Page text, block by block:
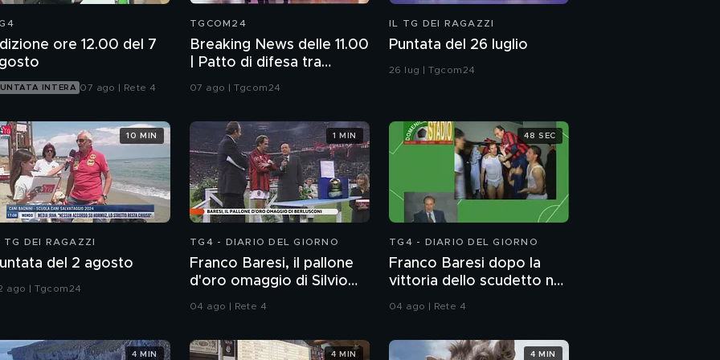
ore 12.00 del 7
INTERA 07 ago | Rete 4
TGCOM24
Breaking News delle 11.00
| Patto di difesa tra
Ankara, Islamabad e Riad
07 ago | Tgcom24
IL TG DEI RAGAZZI
Puntata del 26 luglio
26 lug | Tgcom24
TG DEI RAGAZZI
del 2 agosto
ago | Tgcom24
10 MIN
TG4 - DIARIO DEL GIORNO
Franco Baresi, il pallone
d'oro omaggio di Silvio
Berlusconi
04 ago | Rete 4
1 MIN
TG4 - DIARIO DEL GIORNO
Franco Baresi dopo la
vittoria dello scudetto nel
04 ago | Rete 4
48 SEC
4 MIN 4 MIN 4 MIN